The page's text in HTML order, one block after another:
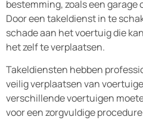
bestemming, zoals een
Door een takeldienst in te
schade aan het voertuig die
het zelf te verplaatsen.
Takeldiensten hebben
veilig verplaatsen van
verschillende voertuigen
voor een zorgvuldige